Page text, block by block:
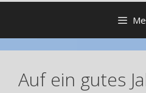
Auf ein gutes